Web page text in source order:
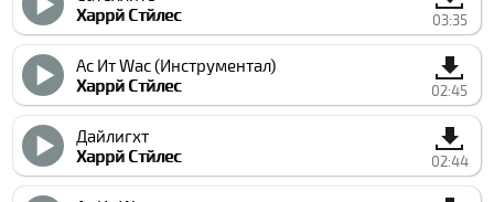
Харрй Стйлес
03:35
Ас Ит Wас (Инструментал)
Харрй Стйлес
02:45
Дайлигхт
Харрй Стйлес
02:44